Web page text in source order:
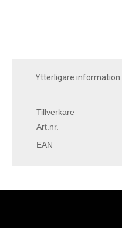
Ytterligare information
Tillverkare
Art.nr.
EAN